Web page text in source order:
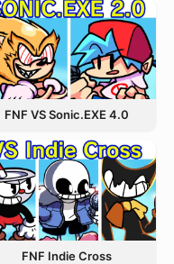
FNF VS Sonic.EXE 4.0
FNF Indie Cross